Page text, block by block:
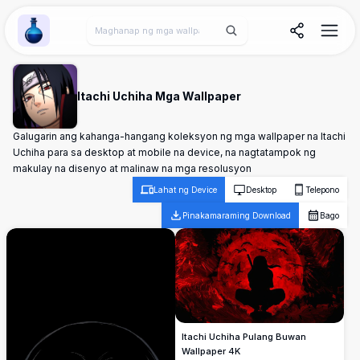
Wallpaper Alchemy
Itachi Uchiha Mga Wallpaper
Galugarin ang kahanga-hangang koleksyon ng mga wallpaper na Itachi
Uchiha para sa desktop at mobile na device, na nagtatampok ng
makulay na disenyo at malinaw na mga resolusyon
Lahat ng Device Desktop Telepono
Pinakamaraming Download Bago
Itachi Uchiha Pulang Buwan
Wallpaper 4K